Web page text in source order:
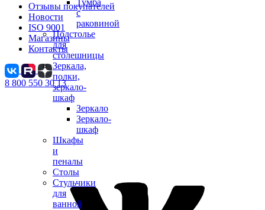
Тумба
с
раковиной
Подстолье
для
столешницы
Зеркала,
полки,
зеркало-
шкаф
Зеркало
Зеркало-
шкаф
Шкафы
и
пеналы
Столы
Стульчики
для
ванной
Отзывы покупателей
Новости
ISO 9001
Магазины
Контакты
8 800 550 30 13